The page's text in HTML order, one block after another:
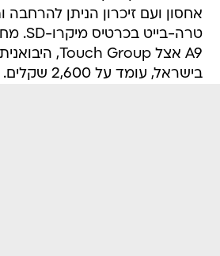
אחסון ועם זיכרון הניתן להרחבה
בישראל, עומד על 2,600 שקלים.